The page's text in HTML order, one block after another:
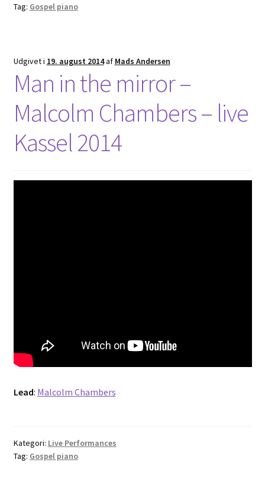
Tag: Gospel piano
Udgivet i 19. august 2014af Mads Andersen
Man in the mirror –
Malcolm Chambers – live
Kassel 2014
Lead: Malcolm Chambers
Kategori: Live Performances
Tag: Gospel piano